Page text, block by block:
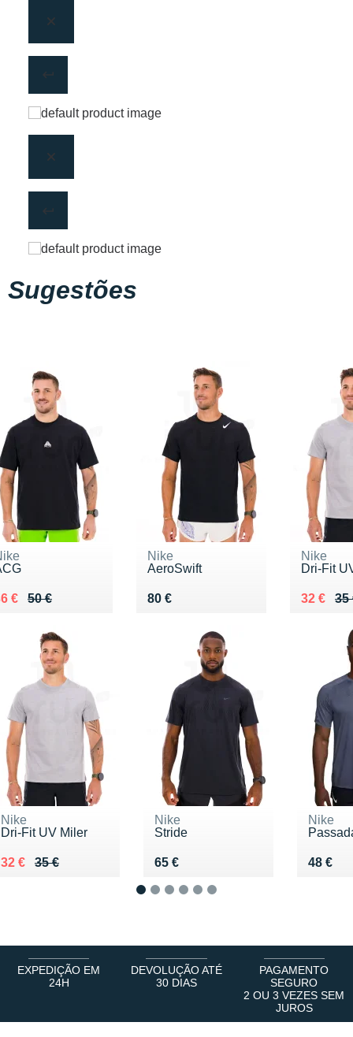
Sugestões
50 €
lieu de 50 €
€ 36 €
Nike
AeroSwift
80 €
Vendu 80 €
Nike
Dri-Fit
35
Au lieu
32 €
Vendu
Nike
Dri-Fit UV Miler
35 €
Au lieu de 35 €
32 €
Vendu 32 €
Nike
Stride
65 €
Vendu 65 €
Nike
48 €
Vendu
EXPEDIÇÃO EM
24H
DEVOLUÇÃO ATÉ
30 DIAS
PAGAMENTO
SEGURO
2 OU 3 VEZES SEM
JUROS